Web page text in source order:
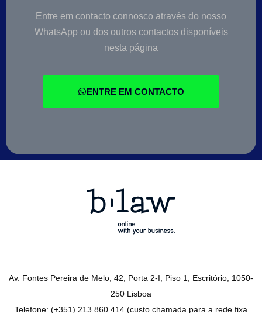
Entre em contacto connosco através do nosso
WhatsApp ou dos outros contactos disponíveis
nesta página
ENTRE EM CONTACTO
Av. Fontes Pereira de Melo, 42, Porta 2-I, Piso 1, Escritório, 1050-
250 Lisboa
Telefone: (+351) 213 860 414 (custo chamada para a rede fixa